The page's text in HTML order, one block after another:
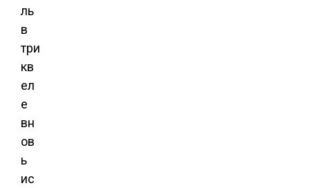
ль
в
три
кв
ел
е
вн
ов
ь
ис